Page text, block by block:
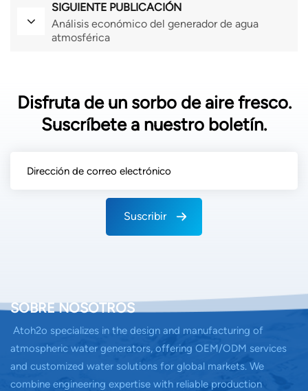
SIGUIENTE PUBLICACIÓN
Análisis económico del generador de agua
atmosférica
Disfruta de un sorbo de aire fresco.
Suscríbete a nuestro boletín.
Suscribir
SOBRE NOSOTROS
Atoh2o specializes in the design and manufacturing of
atmospheric water generators, offering OEM/ODM services
and customized water solutions for global markets. We
combine engineering expertise with reliable production